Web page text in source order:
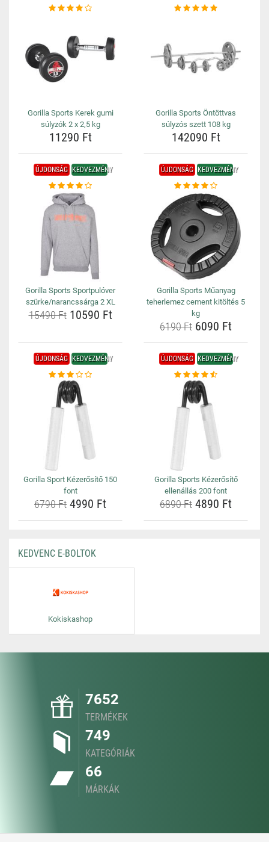
Gorilla Sports Kerek gumi
súlyzók 2 x 2,5 kg
11290 Ft
Gorilla Sports Öntöttvas
súlyzós szett 108 kg
142090 Ft
ÚJDONSÁG KEDVEZMÉNY
Gorilla Sports Sportpulóver
szürke/narancssárga 2 XL
15490 Ft10590 Ft
ÚJDONSÁG KEDVEZMÉNY
Gorilla Sports Műanyag
teherlemez cement kitöltés 5
kg
6190 Ft 6090 Ft
ÚJDONSÁG KEDVEZMÉNY
Gorilla Sport Kézerősítő 150
font
6790 Ft 4990 Ft
ÚJDONSÁG KEDVEZMÉNY
Gorilla Sports Kézerősítő
ellenállás 200 font
6890 Ft 4890 Ft
KEDVENC E-BOLTOK
Kokiskashop
7652
TERMÉKEK
749
KATEGÓRIÁK
66
MÁRKÁK